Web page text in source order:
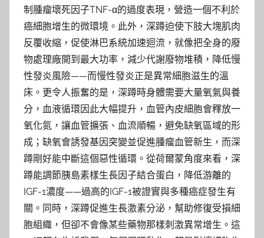
制腫瘤壞死因子TNF-α的過度表現，營造一個不利於
癌細胞增生的微環境。此外，深蹲迫使下肢大塊肌肉
反覆收縮，促使淋巴系統加速迴流，就像把全身的廢
物處理廠開到最大功率，減少代謝廢物堆積，降低慢
性發炎風險——而慢性發炎正是異常細胞滋生的溫
床。更令人振奮的是，深蹲時身體需要大量氧氣與養
分，血液循環因此大幅提升，血管內皮細胞會釋放一
氧化氮，讓血管擴張、血流順暢，避免缺氧區域的形
成；缺氧會誘發基因突變並促進腫瘤血管新生，而深
蹲剛好能中斷這個惡性循環。從荷爾蒙角度來看，深
蹲能調節胰島素樣生長因子結合蛋白，降低游離的
IGF-1濃度——過高的IGF-1被證實與多種癌症發生有
關。同時，深蹲促進生長激素分泌，幫助修復受損細
胞組織，但卻不會像某些藥物那樣刺激異常增生。這